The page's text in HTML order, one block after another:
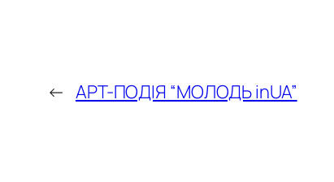
← АРТ-ПОДІЯ “МОЛОДЬ inUA”